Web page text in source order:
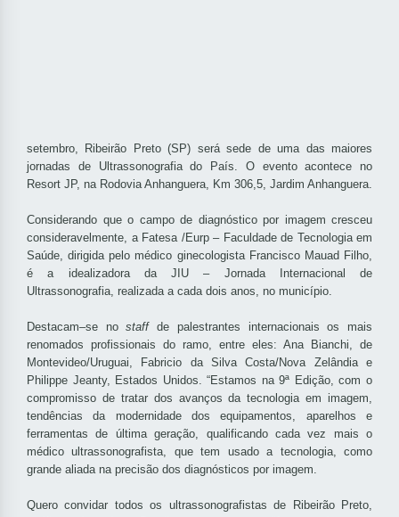
setembro, Ribeirão Preto (SP) será sede de uma das maiores
jornadas de Ultrassonografia do País. O evento acontece no
Resort JP, na Rodovia Anhanguera, Km 306,5, Jardim Anhanguera.
Considerando que o campo de diagnóstico por imagem cresceu
consideravelmente, a Fatesa /Eurp – Faculdade de Tecnologia em
Saúde, dirigida pelo médico ginecologista Francisco Mauad Filho,
é a idealizadora da JIU – Jornada Internacional de
Ultrassonografia, realizada a cada dois anos, no município.
Destacam–se nostaffde palestrantes internacionais os mais
renomados profissionais do ramo, entre eles: Ana Bianchi, de
Montevideo/Uruguai, Fabricio da Silva Costa/Nova Zelândia e
Philippe Jeanty, Estados Unidos. “Estamos na 9ª Edição, com o
compromisso de tratar dos avanços da tecnologia em imagem,
tendências da modernidade dos equipamentos, aparelhos e
ferramentas de última geração, qualificando cada vez mais o
médico ultrassonografista, que tem usado a tecnologia, como
grande aliada na precisão dos diagnósticos por imagem.
Quero convidar todos os ultrassonografistas de Ribeirão Preto,